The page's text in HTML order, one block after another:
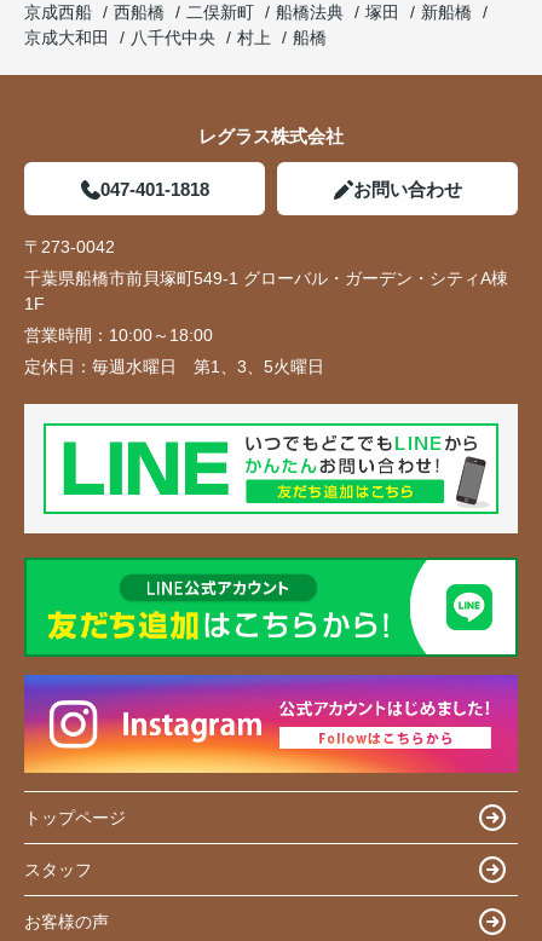
京成西船
西船橋 二俣新町 船橋法典 塚田
新船橋
京成大和田
八千代中央 村上 船橋
レグラス株式会社
047-401-1818 お問い合わせ
〒273-0042
千葉県船橋市前貝塚町549-1 グローバル・ガーデン・シティA棟
1F
営業時間： 10:00～18:00
定休日： 毎週水曜日 第1、3、5火曜日
トップページ
スタッフ
お客様の声